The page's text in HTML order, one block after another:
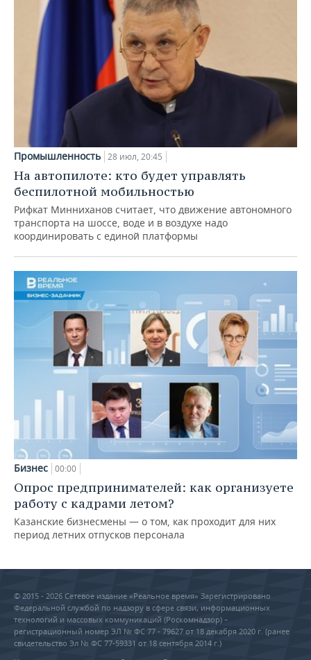
Промышленность 28 июл, 20:45
На автопилоте: кто будет управлять
беспилотной мобильностью
Рифкат Минниханов считает, что движение автономного
транспорта на шоссе, воде и в воздухе надо
координировать с единой платформы
Бизнес 00:00
Опрос предпринимателей: как организуете
работу с кадрами летом?
Казанские бизнесмены — о том, как проходит для них
период летних отпусков персонала
© 2015 - 2026 Сетевое издание «Реальное время» Зарегистрировано
Федеральной службой по надзору в сфере связи, информационных
технологий и массовых коммуникаций (Роскомнадзор) –
регистрационный номер ЭЛ № ФС 77 - 79627 от 18 декабря 2020 г. (ранее
свидетельство Эл № ФС 77-59331 от 18 сентября 2014 г.)